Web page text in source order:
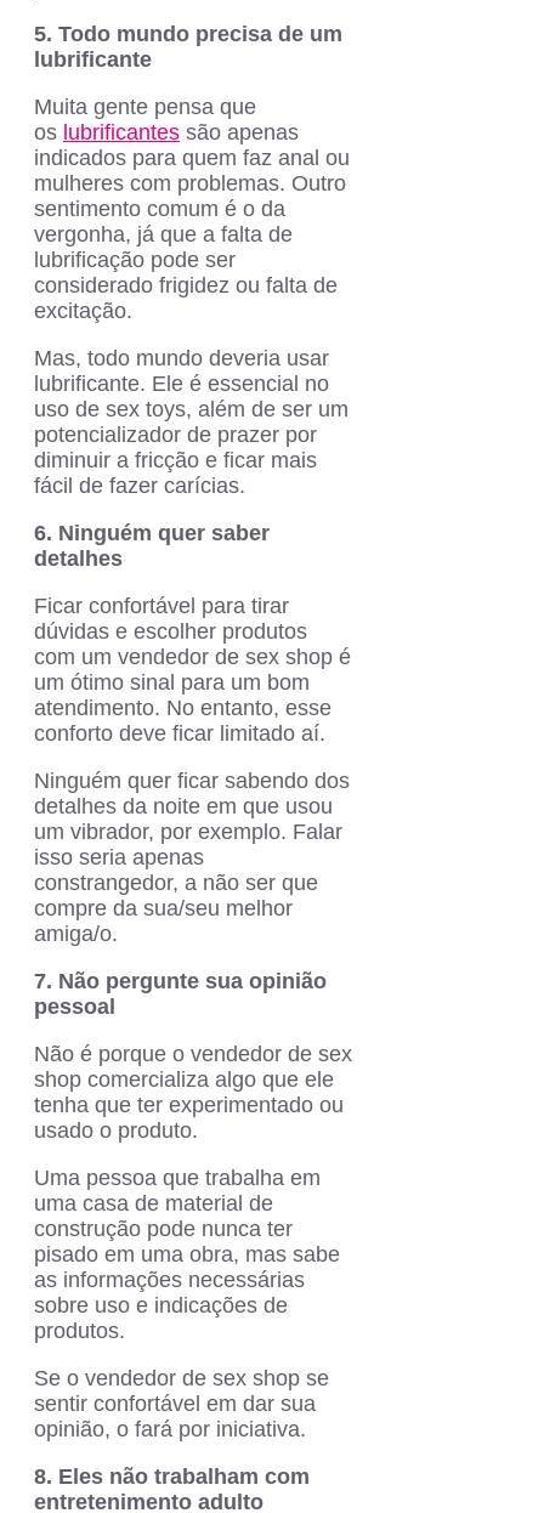
5. Todo mundo precisa de um
lubrificante
Muita gente pensa que
os lubrificantes são apenas
indicados para quem faz anal ou
mulheres com problemas. Outro
sentimento comum é o da
vergonha, já que a falta de
lubrificação pode ser
considerado frigidez ou falta de
excitação.
Mas, todo mundo deveria usar
lubrificante. Ele é essencial no
uso de sex toys, além de ser um
potencializador de prazer por
diminuir a fricção e ficar mais
fácil de fazer carícias.
6. Ninguém quer saber
detalhes
Ficar confortável para tirar
dúvidas e escolher produtos
com um vendedor de sex shop é
um ótimo sinal para um bom
atendimento. No entanto, esse
conforto deve ficar limitado aí.
Ninguém quer ficar sabendo dos
detalhes da noite em que usou
um vibrador, por exemplo. Falar
isso seria apenas
constrangedor, a não ser que
compre da sua/seu melhor
amiga/o.
7. Não pergunte sua opinião
pessoal
Não é porque o vendedor de sex
shop comercializa algo que ele
tenha que ter experimentado ou
usado o produto.
Uma pessoa que trabalha em
uma casa de material de
construção pode nunca ter
pisado em uma obra, mas sabe
as informações necessárias
sobre uso e indicações de
produtos.
Se o vendedor de sex shop se
sentir confortável em dar sua
opinião, o fará por iniciativa.
8. Eles não trabalham com
entretenimento adulto